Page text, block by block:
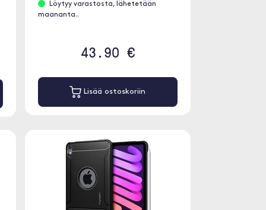
Löytyy varastosta, lähetetään
maananta..
43.90 €
Lisää ostoskoriin